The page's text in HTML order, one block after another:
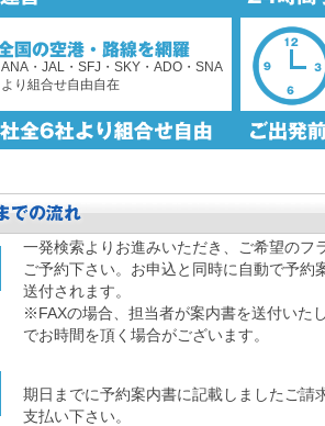
ANA・JAL・SFJ・SKY・ADO・SNA
より組合せ自由自在
一発検索よりお進みいただき、ご希望のフ
ご予約下さい。お申込と同時に自動で予約
送付されます。
※FAXの場合、担当者が案内書を送付いた
でお時間を頂く場合がございます。
期日までに予約案内書に記載しましたご請
支払い下さい。